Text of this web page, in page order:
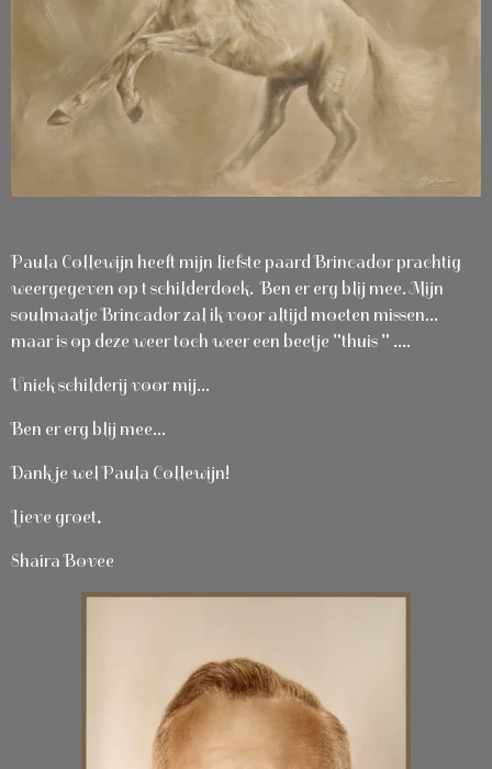
Paula Collewijn heeft mijn liefste paard Brincador prachtig
weergegeven op t schilderdoek. Ben er erg blij mee. Mijn
soulmaatje Brincador zal ik voor altijd moeten missen...
maar is op deze weer toch weer een beetje "thuis " ....
Uniek schilderij voor mij...
Ben er erg blij mee...
Dank je wel Paula Collewijn!
Lieve groet,
Shaira Bovee